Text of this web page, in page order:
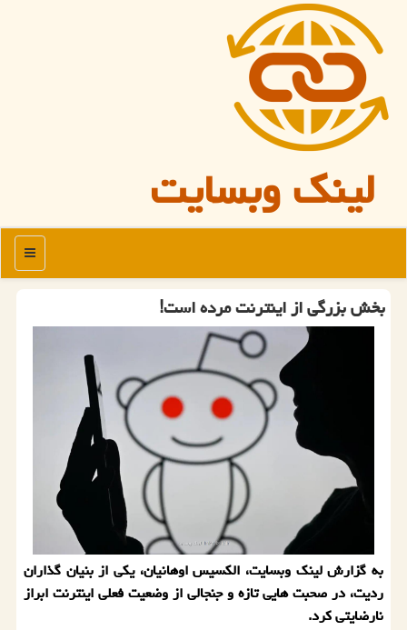
لینک وبسایت
منو
بخش بزرگی از اینترنت مرده است!
به گزارش لینک وبسایت، الکسیس اوهانیان، یکی از بنیان گذاران
ردیت، در صحبت هایی تازه و جنجالی از وضعیت فعلی اینترنت ابراز
نارضایتی کرد.